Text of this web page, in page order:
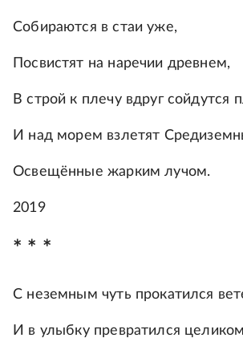
Собираются в стаи уже,
Посвистят на наречии древнем,
В строй к плечу вдруг сойдутся
И над морем взлетят
Освещённые жарким лучом.
2019
* * *
С неземным чуть прокатился
И в улыбку превратился